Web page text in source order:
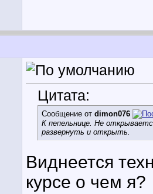
Цитата:
Сообщение от dimon076
К пепельнице. Не
развернуть и открыть.
Виднеется
курсе о чем я?